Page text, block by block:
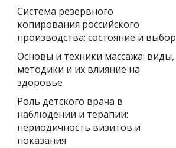
Система резервного
копирования российского
производства: состояние и выбор
Основы и техники массажа: виды,
методики и их влияние на
здоровье
Роль детского врача в
наблюдении и терапии:
периодичность визитов и
показания